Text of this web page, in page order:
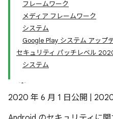
フレームワーク
メディア フレームワーク
システム
Google Play システム アップ
セキュリティ パッチレベル
システム
2020 年 6 月 1 日公開 |